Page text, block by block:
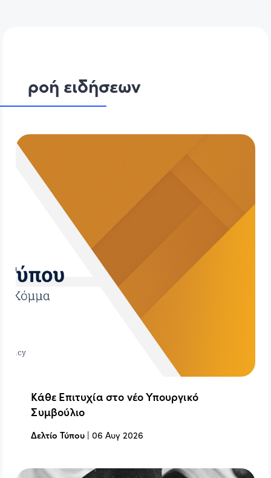
ροή ειδήσεων
Κάθε Επιτυχία στο νέο Υπουργικό
Συμβούλιο
Δελτίο Τύπου |06 Αυγ 2026